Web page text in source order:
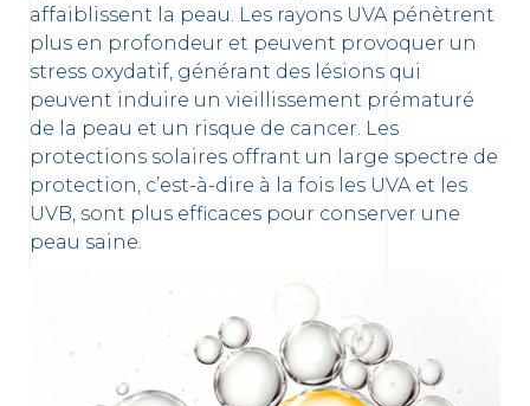
affaiblissent la peau. Les rayons UVA pénètrent
plus en profondeur et peuvent provoquer un
stress oxydatif, générant des lésions qui
peuvent induire un vieillissement prématuré
de la peau et un risque de cancer. Les
protections solaires offrant un large spectre de
protection, c’est-à-dire à la fois les UVA et les
UVB, sont plus efficaces pour conserver une
peau saine.